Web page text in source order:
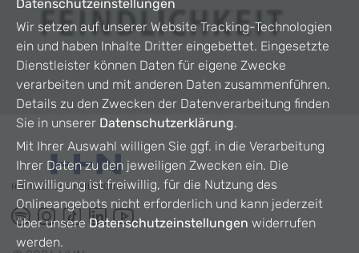
Datenschutzeinstellungen
Wir setzen auf unserer Website Tracking-Technologien
ein und haben Inhalte Dritter eingebettet. Eingesetzte
Dienstleister können Daten für eigene Zwecke
verarbeiten und mit anderen Daten zusammenführen.
Details zu den Zwecken der Datenverarbeitung finden
Sie in unserer Datenschutzerklärung.
Mit Ihrer Auswahl willigen Sie ggf. in die Verarbeitung
Ihrer Daten zu den jeweiligen Zwecken ein. Die
Einwilligung ist freiwillig, für die Nutzung des
Onlineangebots nicht erforderlich und kann jederzeit
über unsere Datenschutzeinstellungen widerrufen
werden.